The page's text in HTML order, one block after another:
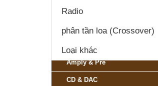
Radio
phân tần loa (Crossover)
Loại khác
Amply & Pre
CD & DAC